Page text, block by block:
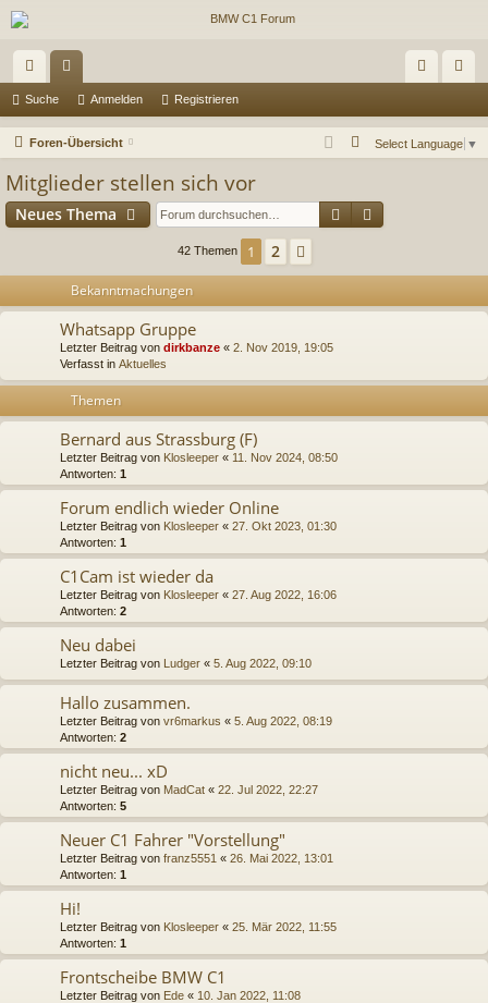
ch
ne
riff
en m ist
Suche Anmelden Registrieren
Foren-Übersicht Select Language ▼
h
Mitglieder stellen sich vor
Neues Thema Suche
42 Themen 1 2
Bekanntmachungen
Whatsapp Gruppe
Letzter Beitrag von dirkbanze « 2. Nov 2019, 19:05
Verfasst in Aktuelles
Themen
Bernard aus Strassburg (F)
Letzter Beitrag von Klosleeper « 11. Nov 2024, 08:50
Antworten: 1
Forum endlich wieder Online
Letzter Beitrag von Klosleeper « 27. Okt 2023, 01:30
Antworten: 1
C1Cam ist wieder da
Letzter Beitrag von Klosleeper « 27. Aug 2022, 16:06
Antworten: 2
Neu dabei
Letzter Beitrag von Ludger « 5. Aug 2022, 09:10
Hallo zusammen.
Letzter Beitrag von vr6markus « 5. Aug 2022, 08:19
Antworten: 2
nicht neu... xD
Letzter Beitrag von MadCat « 22. Jul 2022, 22:27
Antworten: 5
Neuer C1 Fahrer "Vorstellung"
Letzter Beitrag von franz5551 « 26. Mai 2022, 13:01
Antworten: 1
Hi!
Letzter Beitrag von Klosleeper « 25. Mär 2022, 11:55
Antworten: 1
Frontscheibe BMW C1
Letzter Beitrag von Ede « 10. Jan 2022, 11:08